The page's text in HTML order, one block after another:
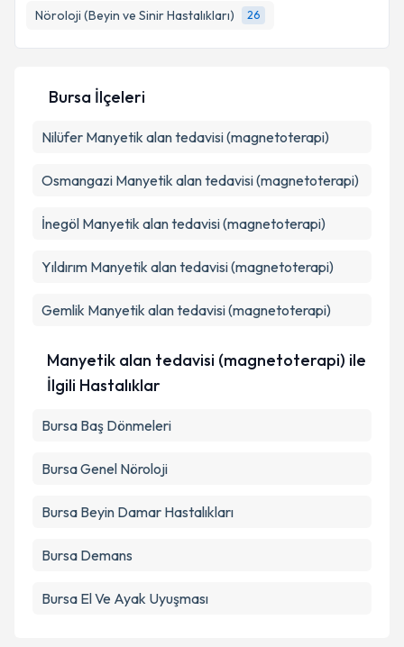
Nöroloji (Beyin ve Sinir Hastalıkları)
26
bilgilendireceğiz.
E-posta Adresiniz
Kişisel verilerimin işlenmesine ilişkinAydınlatma
kapsamda işlenmesini kabul ediyorum.
Takvim Talebini Gönder
Bursa İlçeleri
Nilüfer Manyetik alan tedavisi (magnetoterapi)
Osmangazi Manyetik alan tedavisi (magnetoterapi)
İnegöl Manyetik alan tedavisi (magnetoterapi)
Yıldırım Manyetik alan tedavisi (magnetoterapi)
Gemlik Manyetik alan tedavisi (magnetoterapi)
Manyetik alan tedavisi (magnetoterapi) ile
İlgili Hastalıklar
Bursa Baş Dönmeleri
Bursa Genel Nöroloji
Bursa Beyin Damar Hastalıkları
Bursa Demans
Bursa El Ve Ayak Uyuşması